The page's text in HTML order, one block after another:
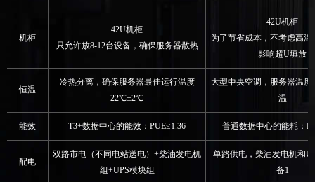
机柜
42U机柜
只允许放8-12台设备，确保服务器散热
42U机柜
为了节省成本，不考虑高温
影响超U填放
恒温
冷热分离，确保服务器最佳运行温度
22℃±2℃
大型中央空调，服务器温度
温
能效 T3+数据中心的能效：PUE≤1.36 普通数据中心的能耗：
配电
双路市电（不同电站送电）+柴油发电机
组+UPS模块组
单路供电，柴油发电机和
备1